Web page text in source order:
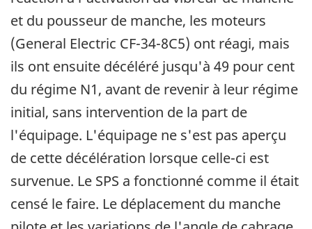
et du pousseur de manche, les moteurs
(General Electric CF-34-8C5) ont réagi, mais
ils ont ensuite décéléré jusqu'à 49 pour cent
du régime N1, avant de revenir à leur régime
initial, sans intervention de la part de
l'équipage. L'équipage ne s'est pas aperçu
de cette décélération lorsque celle-ci est
survenue. Le SPS a fonctionné comme il était
censé le faire. Le déplacement du manche